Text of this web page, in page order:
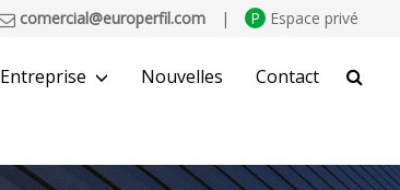
comercial@europerfil.com | P Espace privé
Entreprise Nouvelles Contact
CHERCHER